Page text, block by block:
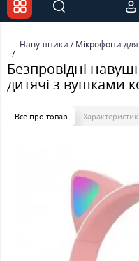
Навушники / Мікрофони
Безпровідні
дитячі з вушками
Все про товар